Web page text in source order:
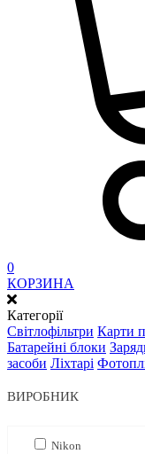
0
КОРЗИНА
Категорії
Світлофільтри Карти
Батарейні блоки
засоби Ліхтарі
ВИРОБНИК
Nikon